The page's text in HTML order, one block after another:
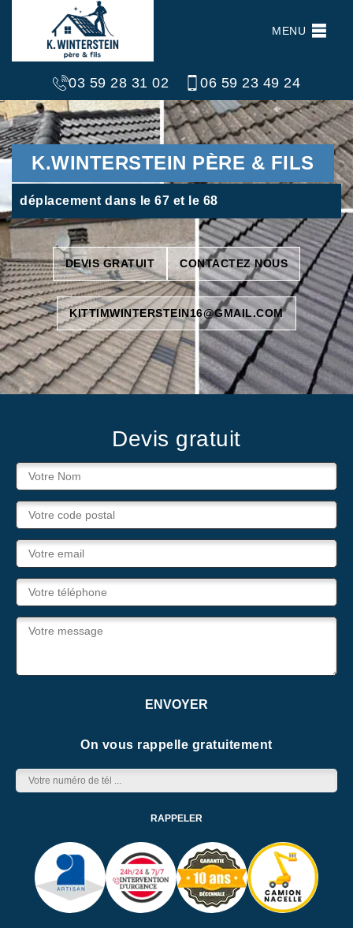
MENU
03 59 28 31 02 06 59 23 49 24
K.WINTERSTEIN PÈRE & FILS
déplacement dans le 67 et le 68
DEVIS GRATUIT CONTACTEZ NOUS
KITTIMWINTERSTEIN16@GMAIL.COM
Devis gratuit
On vous rappelle gratuitement